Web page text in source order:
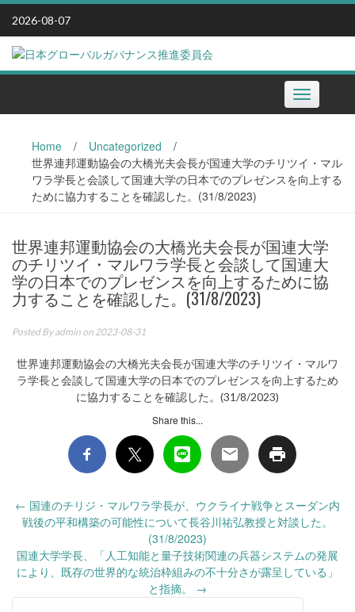
Skip
content
2026-08-07
Toggle
navigation
Home / Uncategorized
/
世界連邦運動協会の大橋光夫会長が国連大学のチリツイ・マル
ワラ学長と会談して国連大学の日本でのプレゼンスを向上する
ために協力することを確認した。(31/8/2023)
世界連邦運動協会の大橋光夫会長が国連大学
のチリツイ・マルワラ学長と会談して国連大
学の日本でのプレゼンスを向上するために協
力することを確認した。(31/8/2023)
Posted Byadmin on 2023-08-31
世界連邦運動協会の大橋光夫会長が国連大学のチリツイ・マルワ
ラ学長と会談して国連大学の日本でのプレゼンスを向上するため
に協力することを確認した。(31/8/2023)
Share this...
Post
navigation
← 国連のチリジ・マルワラ学長が、ウクライナ戦争とスーダン内
戦後の平和構築の可能性について長谷川祐弘教授と対談した。
(31/8/2023)
国連大学学長、「人工知能と量子技術関連の兵器システムの発展
により、既存の世界的な統治枠組みの不十分さが露呈している」
と指摘。 →